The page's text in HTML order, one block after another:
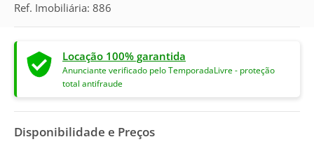
Ref. Imobiliária: 886
Locação 100% garantida
Anunciante verificado pelo TemporadaLivre - proteção
total antifraude
Disponibilidade e Preços